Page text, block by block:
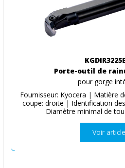
Porte-outil de
pour gorge
Fournisseur: Kyocera | Matière
coupe: droite | Identification
Diamètre minimal de
Voir article